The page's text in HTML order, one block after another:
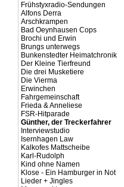
Frühstyxradio-Sendungen
Alfons Derra
Arschkrampen
Bad Oeynhausen Cops
Brochi und Erwin
Brungs unterwegs
Bunkenstedter Heimatchronik
Der Kleine Tierfreund
Die drei Musketiere
Die Vierma
Erwinchen
Fahrgemeinschaft
Frieda & Anneliese
FSR-Hitparade
Günther, der Treckerfahrer
Interviewstudio
Isernhagen Law
Kalkofes Mattscheibe
Karl-Rudolph
Kind ohne Namen
Klose - Ein Hamburger in Not
Lieder + Jingles